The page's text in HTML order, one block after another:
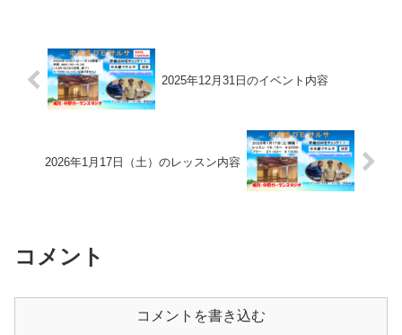
2025年12月31日のイベント内容
2026年1月17日（土）のレッスン内容
コメント
コメントを書き込む